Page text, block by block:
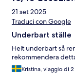
21 set 2025
Traduci con Google
Underbart ställe
Helt underbart så
rekommendera
Kristina, viaggio di